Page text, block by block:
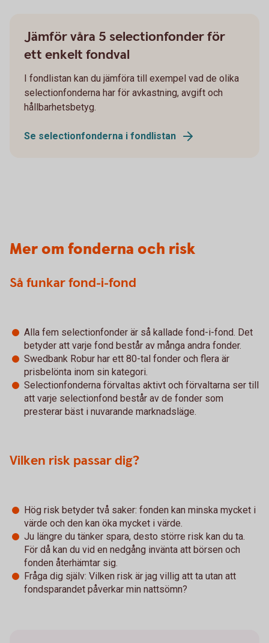
Jämför våra 5 selectionfonder för
ett enkelt fondval
I fondlistan kan du jämföra till exempel vad de olika
selectionfonderna har för avkastning, avgift och
hållbarhetsbetyg.
Se selectionfonderna i fondlistan
Mer om fonderna och risk
Så funkar fond-i-fond
Alla fem selectionfonder är så kallade fond-i-fond. Det
betyder att varje fond består av många andra fonder.
Swedbank Robur har ett 80-tal fonder och flera är
prisbelönta inom sin kategori.
Selectionfonderna förvaltas aktivt och förvaltarna ser till
att varje selectionfond består av de fonder som
presterar bäst i nuvarande marknadsläge.
Vilken risk passar dig?
Hög risk betyder två saker: fonden kan minska mycket i
värde och den kan öka mycket i värde.
Ju längre du tänker spara, desto större risk kan du ta.
För då kan du vid en nedgång invänta att börsen och
fonden återhämtar sig.
Fråga dig själv: Vilken risk är jag villig att ta utan att
fondsparandet påverkar min nattsömn?